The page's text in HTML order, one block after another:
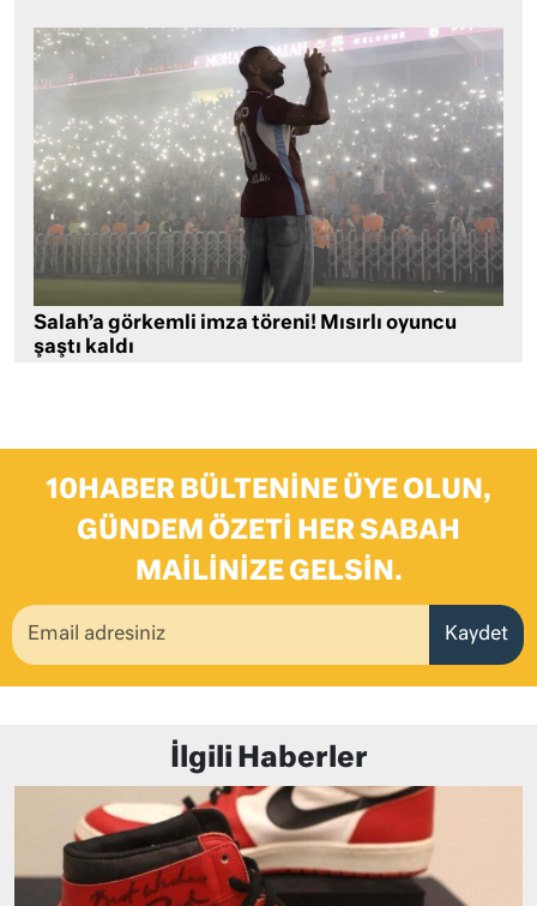
Salah’a görkemli imza töreni! Mısırlı oyuncu
şaştı kaldı
10HABER BÜLTENINE ÜYE OLUN,
GÜNDEM ÖZETI HER SABAH
MAILINIZE GELSIN.
Kaydet
İlgili Haberler